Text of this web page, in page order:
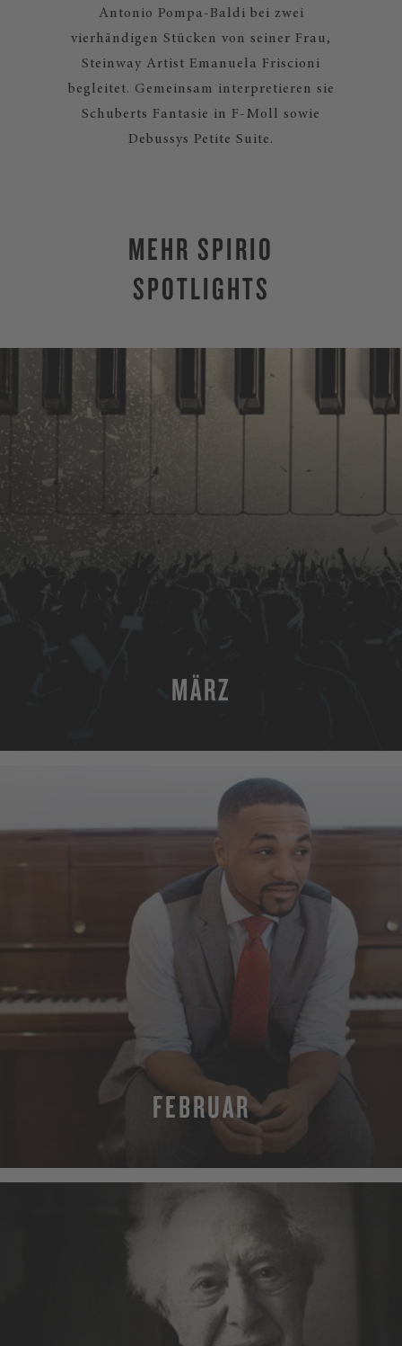
Antonio Pompa-Baldi bei zwei
vierhändigen Stücken von seiner Frau,
Steinway Artist Emanuela Friscioni
begleitet. Gemeinsam interpretieren sie
Schuberts Fantasie in F-Moll sowie
Debussys Petite Suite.
MEHR SPIRIO
SPOTLIGHTS
MÄRZ
FEBRUAR